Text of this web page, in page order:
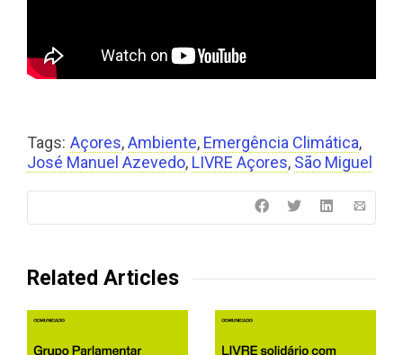
Tags: Açores,Ambiente, Emergência Climática,
José Manuel Azevedo, LIVRE Açores, São Miguel
Related Articles